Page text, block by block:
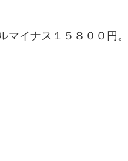
マイナス１５８００円。